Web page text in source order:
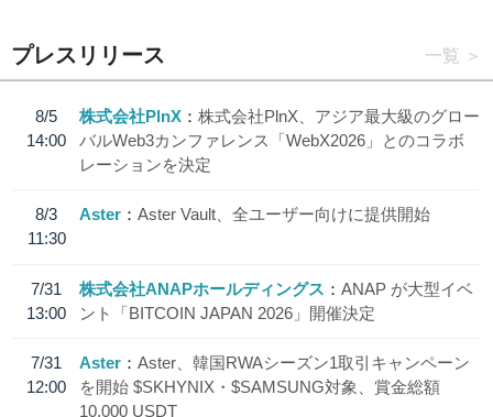
プレスリリース 一覧
8/5
14:00
株式会社PlnX
株式会社PlnX、アジア最大級のグロー
バルWeb3カンファレンス「WebX2026」とのコラボ
レーションを決定
8/3
11:30
Aster Aster Vault、全ユーザー向けに提供開始
7/31
13:00
株式会社ANAPホールディングス
ANAP が大型イベ
ント「BITCOIN JAPAN 2026」開催決定
7/31
12:00
Aster
Aster、韓国RWAシーズン1取引キャンペーン
を開始 $SKHYNIX・$SAMSUNG対象、賞金総額
10,000 USDT